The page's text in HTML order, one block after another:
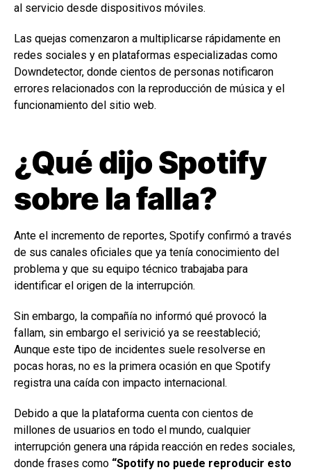
al servicio desde dispositivos móviles.
Las quejas comenzaron a multiplicarse rápidamente en
redes sociales y en plataformas especializadas como
Downdetector, donde cientos de personas notificaron
errores relacionados con la reproducción de música y el
funcionamiento del sitio web.
¿Qué dijo Spotify
sobre la falla?
Ante el incremento de reportes, Spotify confirmó a través
de sus canales oficiales que ya tenía conocimiento del
problema y que su equipo técnico trabajaba para
identificar el origen de la interrupción.
Sin embargo, la compañía no informó qué provocó la
fallam, sin embargo el serivició ya se reestableció;
Aunque este tipo de incidentes suele resolverse en
pocas horas, no es la primera ocasión en que Spotify
registra una caída con impacto internacional.
Debido a que la plataforma cuenta con cientos de
millones de usuarios en todo el mundo, cualquier
interrupción genera una rápida reacción en redes sociales,
donde frases como “Spotify no puede reproducir esto